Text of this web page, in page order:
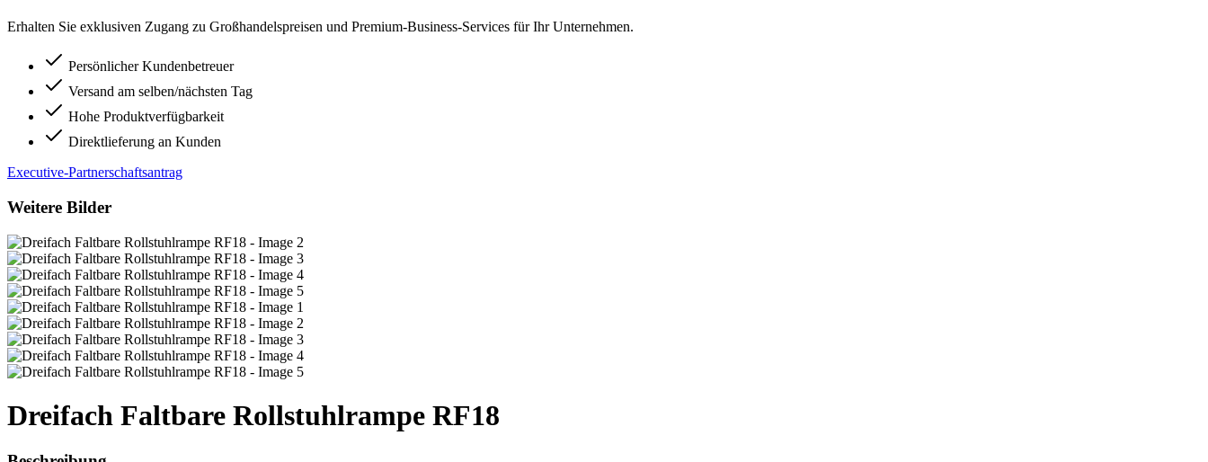
Erhalten Sie exklusiven Zugang zu Großhandelspreisen und Premium-Business-Services für Ihr Unternehmen.
Persönlicher Kundenbetreuer
Versand am selben/nächsten Tag
Hohe Produktverfügbarkeit
Direktlieferung an Kunden
Executive-Partnerschaftsantrag
Weitere Bilder
Dreifach Faltbare Rollstuhlrampe RF18